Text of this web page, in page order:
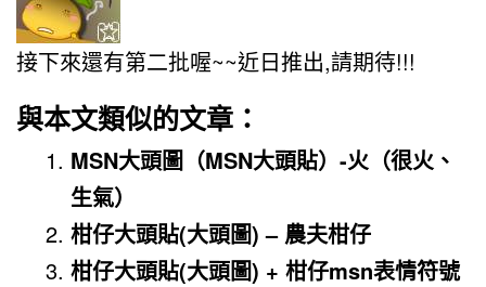
接下來還有第二批喔~~近日推出,請期待!!!
與本文類似的文章：
MSN大頭圖（MSN大頭貼）-火（很火、
生氣）
柑仔大頭貼(大頭圖) – 農夫柑仔
柑仔大頭貼(大頭圖) + 柑仔msn表情符號